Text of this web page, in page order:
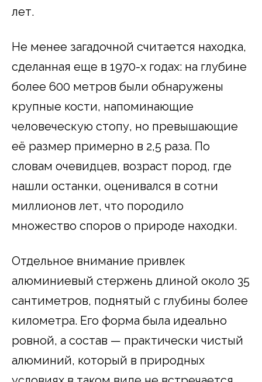
лет.
Не менее загадочной считается находка,
сделанная еще в 1970-х годах: на глубине
более 600 метров были обнаружены
крупные кости, напоминающие
человеческую стопу, но превышающие
её размер примерно в 2,5 раза. По
словам очевидцев, возраст пород, где
нашли останки, оценивался в сотни
миллионов лет, что породило
множество споров о природе находки.
Отдельное внимание привлек
алюминиевый стержень длиной около 35
сантиметров, поднятый с глубины более
километра. Его форма была идеально
ровной, а состав — практически чистый
алюминий, который в природных